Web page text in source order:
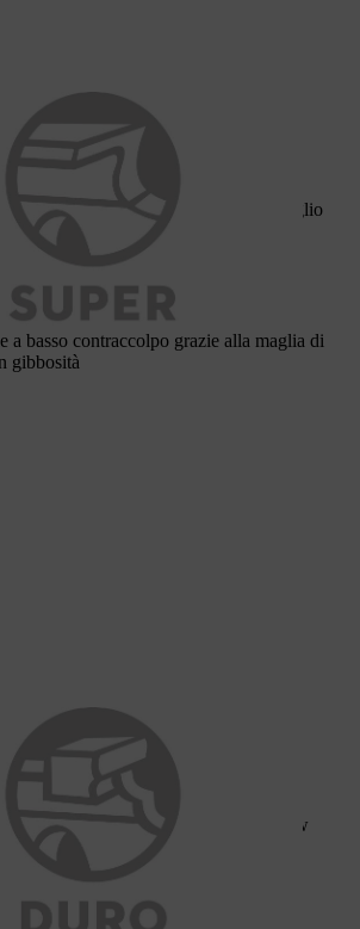
scalpello
e di strappo più elevate del portafoglio
elevata
e basse vibrazioni
a basso contraccolpo grazie alla maglia di
gibbosità
and most demanding applications
to ten times longer than conventional saw
eccezionali in condizioni sporche o